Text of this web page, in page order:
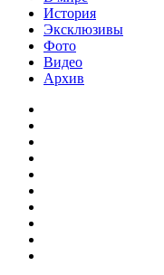
История
Эксклюзивы
Фото
Видео
Архив